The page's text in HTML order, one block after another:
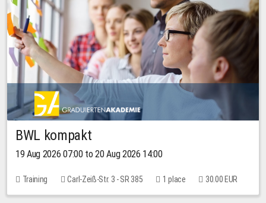
BWL kompakt
19 Aug 2026 07:00 to 20 Aug 2026 14:00
Training Carl-Zeiß-Str. 3 - SR 385 1 place 30.00 EUR